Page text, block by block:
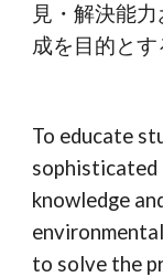
見・解決能
成を目的とす
To educate
sophisticated
knowledge
to solve the